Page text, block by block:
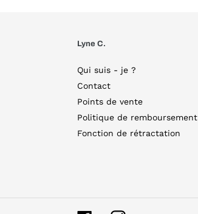
Lyne C.
Qui suis - je ?
Contact
Points de vente
Politique de remboursement
Fonction de rétractation